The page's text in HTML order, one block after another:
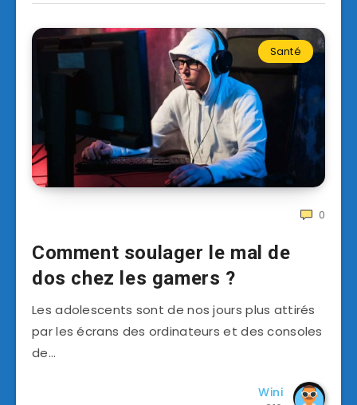
Santé
0
Comment soulager le mal de
dos chez les gamers ?
Les adolescents sont de nos jours plus attirés
par les écrans des ordinateurs et des consoles
de…
Wini